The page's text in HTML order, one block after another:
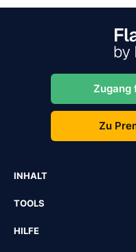
Zugang
Zu
INHALT
TOOLS
HILFE